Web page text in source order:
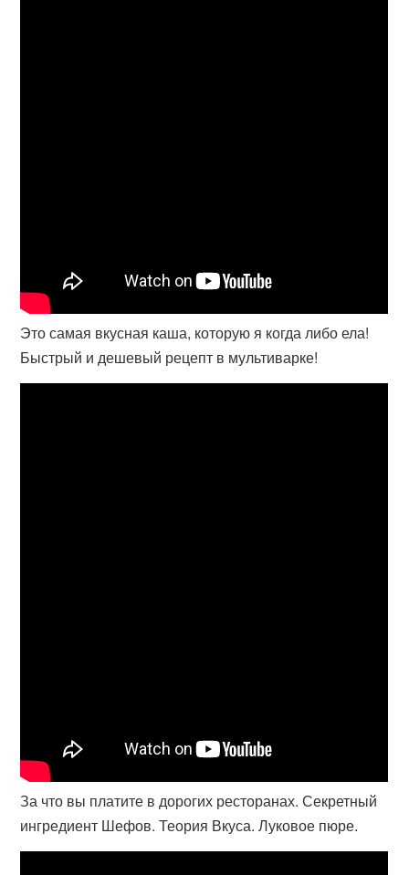
Это самая вкусная каша, которую я когда либо ела!
Быстрый и дешевый рецепт в мультиварке!
За что вы платите в дорогих ресторанах. Секретный
ингредиент Шефов. Теория Вкуса. Луковое пюре.